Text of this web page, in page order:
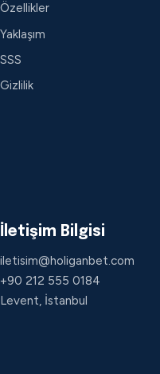
Özellikler
Yaklaşım
SSS
Gizlilik
İletişim Bilgisi
iletisim@holiganbet.com
+90 212 555 0184
Levent, İstanbul